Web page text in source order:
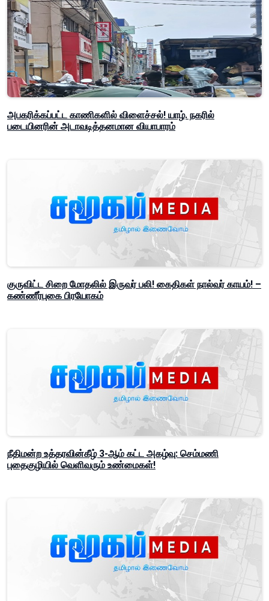
அபகரிக்கப்பட்ட காணிகளில் விளைச்சல்! யாழ். நகரில்
படையினரின் அடாவடித்தனமான வியாபாரம்
குருவிட்ட சிறை மோதலில் இருவர் பலி! கைதிகள் நால்வர் காயம்! –
கண்ணீர்புகை பிரயோகம்
நீதிமன்ற உத்தரவின்கீழ் 3-ஆம் கட்ட அகழ்வு: செம்மணி
புதைகுழியில் வெளிவரும் உண்மைகள்!